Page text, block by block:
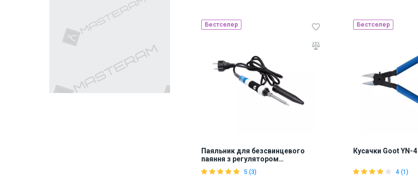
Наявність на складі:
842259
Бестселер
Паяльник для безсвинцевого
паяння з регулятором
температури Goot PX-201
5 (3)
Бестселер
Кусачки Goot YN-4
4 (1)